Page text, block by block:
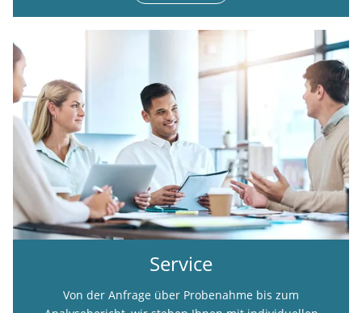
Service
Von der Anfrage über Probenahme bis zum